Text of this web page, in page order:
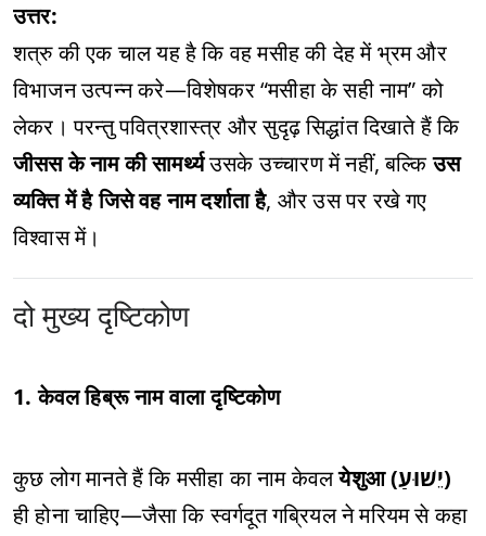
उत्तर:
शत्रु की एक चाल यह है कि वह मसीह की देह में भ्रम और
विभाजन उत्पन्न करे—विशेषकर “मसीहा के सही नाम” को
लेकर। परन्तु पवित्रशास्त्र और सुदृढ़ सिद्धांत दिखाते हैं कि
जीसस के नाम की सामर्थ्यउसके उच्चारण में नहीं, बल्किउस
व्यक्ति में है जिसे वह नाम दर्शाता है, और उस पर रखे गए
विश्वास में।
दो मुख्य दृष्टिकोण
1. केवल हिब्रू नाम वाला दृष्टिकोण
कुछ लोग मानते हैं कि मसीहा का नाम केवल
येशुआ (יֵשׁוּעַ)
ही होना चाहिए—जैसा कि स्वर्गदूत गब्रियल ने मरियम से कहा